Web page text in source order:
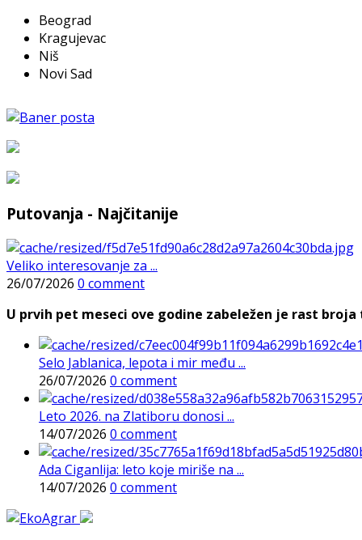
Beograd
Kragujevac
Niš
Novi Sad
Putovanja - Najčitanije
Veliko interesovanje za ...
26/07/2026 0 comment
U prvih pet meseci ove godine zabeležen je rast
Selo Jablanica, lepota i mir među ...
26/07/2026 0 comment
Leto 2026. na Zlatiboru donosi ...
14/07/2026 0 comment
Ada Ciganlija: leto koje miriše na ...
14/07/2026 0 comment